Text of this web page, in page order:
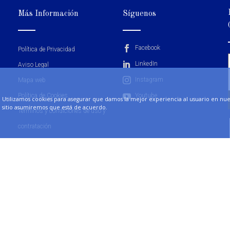
Utilizamos cookies para asegurar que damos la mejor experiencia al usuario en
sitio asumiremos que está de acuerdo.
Más Información
Política de Privacidad
Aviso Legal
Mapa web
Política de Cookies
Términos y condiciones de uso y
contratación
Síguenos
Facebook
LinkedIn
Instagram
Youtube